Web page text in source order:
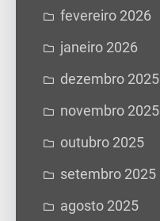
fevereiro 2026
janeiro 2026
dezembro 2025
novembro 2025
outubro 2025
setembro 2025
agosto 2025